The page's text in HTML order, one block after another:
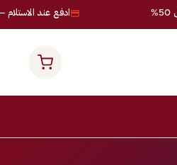
ادفع عند الاستلام